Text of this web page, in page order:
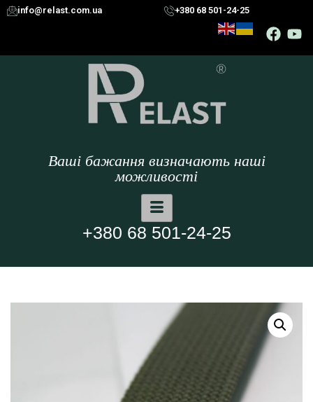
info@relast.com.ua +380 68 501-24-25
Ваші бажання визначають наші
можливості
+380 68 501-24-25